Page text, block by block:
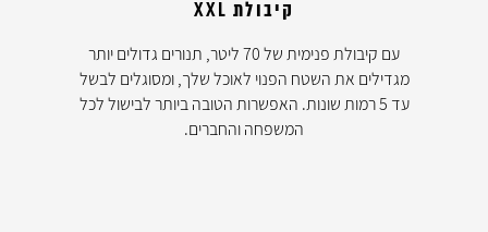
קיבולת XXL
עם קיבולת פנימית של 70 ליטר, תנורים גדולים יותר
מגדילים את השטח הפנוי לאוכל שלך, ומסוגלים לבשל
עד 5 רמות שונות. האפשרות הטובה ביותר לבישול לכל
המשפחה והחברים.